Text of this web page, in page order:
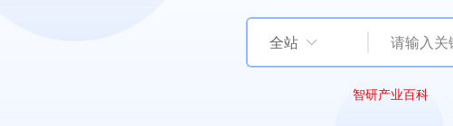
全站
智研产业百科